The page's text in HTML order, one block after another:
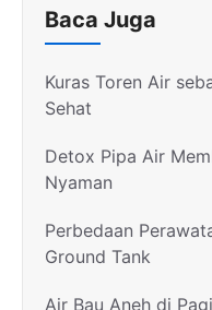
Baca Juga
Kuras Toren Air
Sehat
Detox Pipa Air
Nyaman
Perbedaan
Ground Tank
Air Bau Aneh di